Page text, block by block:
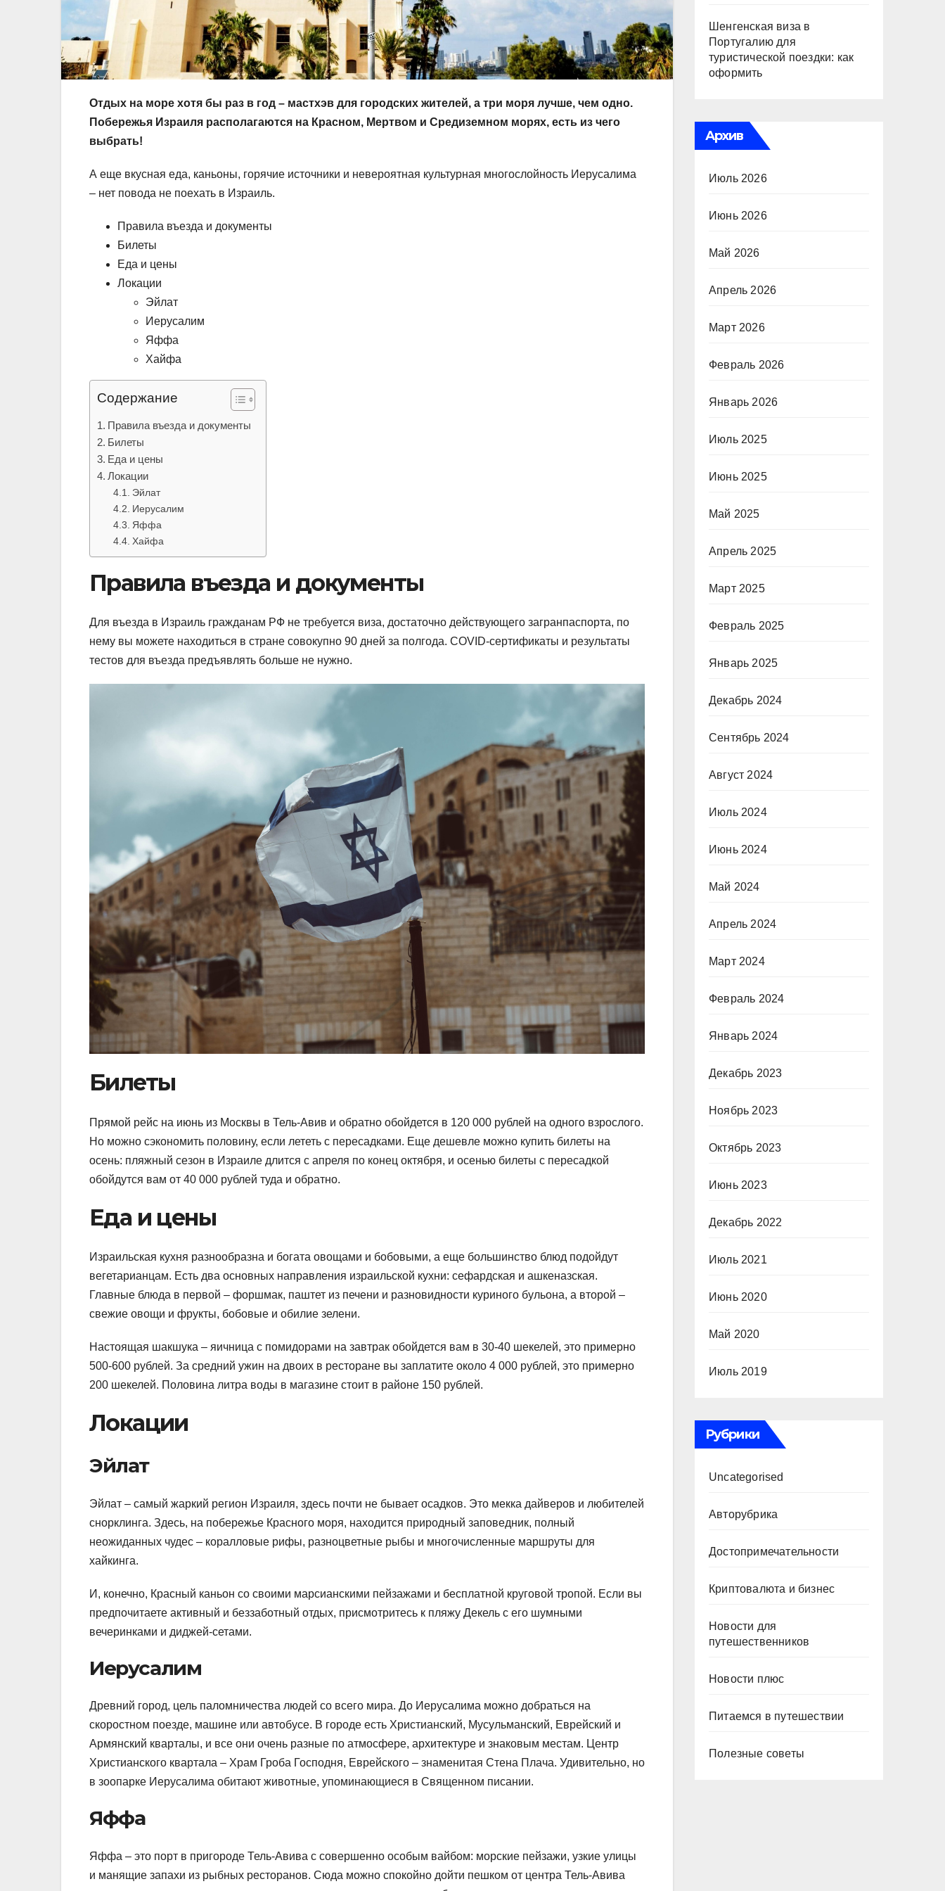
Отдых на море хотя бы раз в год – мастхэв для городских жителей, а три моря лучше, чем одно.
Побережья Израиля располагаются на Красном, Мертвом и Средиземном морях, есть из чего
выбрать!
А еще вкусная еда, каньоны, горячие источники и невероятная культурная многослойность Иерусалима
– нет повода не поехать в Израиль.
Правила въезда и документы
Билеты
Еда и цены
Локации
Эйлат
Иерусалим
Яффа
Хайфа
Содержание
Правила въезда и документы
Билеты
Еда и цены
Локации
Эйлат
Иерусалим
Яффа
Хайфа
Правила въезда и документы
Для въезда в Израиль гражданам РФ не требуется виза, достаточно действующего загранпаспорта, по
нему вы можете находиться в стране совокупно 90 дней за полгода. COVID-сертификаты и результаты
тестов для въезда предъявлять больше не нужно.
Билеты
Прямой рейс на июнь из Москвы в Тель-Авив и обратно обойдется в 120 000 рублей на одного взрослого.
Но можно сэкономить половину, если лететь с пересадками. Еще дешевле можно купить билеты на
осень: пляжный сезон в Израиле длится с апреля по конец октября, и осенью билеты с пересадкой
обойдутся вам от 40 000 рублей туда и обратно.
Еда и цены
Израильская кухня разнообразна и богата овощами и бобовыми, а еще большинство блюд подойдут
вегетарианцам. Есть два основных направления израильской кухни: сефардская и ашкеназская.
Главные блюда в первой – форшмак, паштет из печени и разновидности куриного бульона, а второй –
свежие овощи и фрукты, бобовые и обилие зелени.
Настоящая шакшука – яичница с помидорами на завтрак обойдется вам в 30-40 шекелей, это примерно
500-600 рублей. За средний ужин на двоих в ресторане вы заплатите около 4 000 рублей, это примерно
200 шекелей. Половина литра воды в магазине стоит в районе 150 рублей.
Локации
Эйлат
Эйлат – самый жаркий регион Израиля, здесь почти не бывает осадков. Это мекка дайверов и любителей
снорклинга. Здесь, на побережье Красного моря, находится природный заповедник, полный
неожиданных чудес – коралловые рифы, разноцветные рыбы и многочисленные маршруты для
хайкинга.
И, конечно, Красный каньон со своими марсианскими пейзажами и бесплатной круговой тропой. Если вы
предпочитаете активный и беззаботный отдых, присмотритесь к пляжу Декель с его шумными
вечеринками и диджей-сетами.
Иерусалим
Древний город, цель паломничества людей со всего мира. До Иерусалима можно добраться на
скоростном поезде, машине или автобусе. В городе есть Христианский, Мусульманский, Еврейский и
Армянский кварталы, и все они очень разные по атмосфере, архитектуре и знаковым местам. Центр
Христианского квартала – Храм Гроба Господня, Еврейского – знаменитая Стена Плача. Удивительно, но
в зоопарке Иерусалима обитают животные, упоминающиеся в Священном писании.
Яффа
Яффа – это порт в пригороде Тель-Авива с совершенно особым вайбом: морские пейзажи, узкие улицы
и манящие запахи из рыбных ресторанов. Сюда можно спокойно дойти пешком от центра Тель-Авива
Шенгенская виза в
Португалию для
туристической поездки: как
оформить
Архив
Июль 2026
Июнь 2026
Май 2026
Апрель 2026
Март 2026
Февраль 2026
Январь 2026
Июль 2025
Июнь 2025
Май 2025
Апрель 2025
Март 2025
Февраль 2025
Январь 2025
Декабрь 2024
Сентябрь 2024
Август 2024
Июль 2024
Июнь 2024
Май 2024
Апрель 2024
Март 2024
Февраль 2024
Январь 2024
Декабрь 2023
Ноябрь 2023
Октябрь 2023
Июнь 2023
Декабрь 2022
Июль 2021
Июнь 2020
Май 2020
Июль 2019
Рубрики
Uncategorised
Авторубрика
Достопримечательности
Криптовалюта и бизнес
Новости для
путешественников
Новости плюс
Питаемся в путешествии
Полезные советы